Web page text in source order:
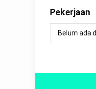
Pekerjaan
Belum ada